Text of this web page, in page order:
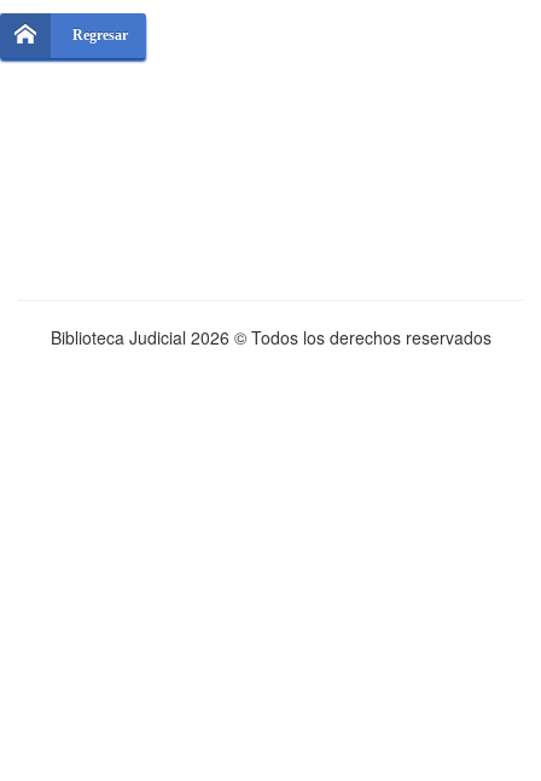
Regresar
Biblioteca Judicial 2026 © Todos los derechos reservados